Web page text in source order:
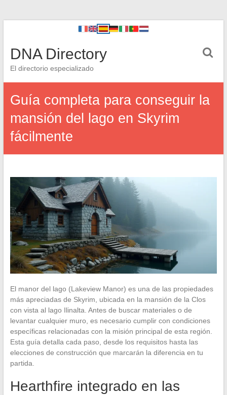
DNA Directory
El directorio especializado
Guía completa para conseguir la
mansión del lago en Skyrim
fácilmente
El manor del lago (Lakeview Manor) es una de las propiedades
más apreciadas de Skyrim, ubicada en la mansión de la Clos
con vista al lago Ilinalta. Antes de buscar materiales o de
levantar cualquier muro, es necesario cumplir con condiciones
específicas relacionadas con la misión principal de esta región.
Esta guía detalla cada paso, desde los requisitos hasta las
elecciones de construcción que marcarán la diferencia en tu
partida.
Hearthfire integrado en las